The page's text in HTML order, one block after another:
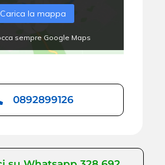
Carica la mappa
sempre Google Maps
0892899126